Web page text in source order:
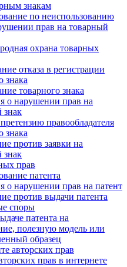
знакам
по неиспользованию
прав на товарный
охрана товарных
отказа в регистрации
знака
товарного знака
о нарушении прав на
знак
правообладателя
знака
против заявки на
знак
прав
патента
о нарушении прав на патент
против выдачи патента
споры
патента на
полезную модель или
образец
авторских прав
прав в интернете